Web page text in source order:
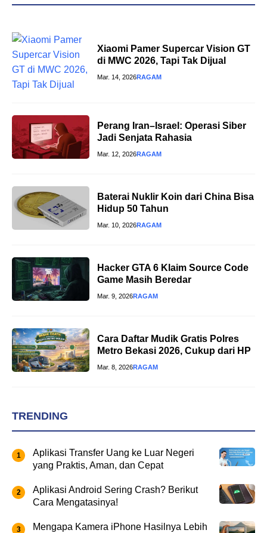
Xiaomi Pamer Supercar Vision GT
di MWC 2026, Tapi Tak Dijual
Mar. 14, 2026RAGAM
Perang Iran–Israel: Operasi Siber
Jadi Senjata Rahasia
Mar. 12, 2026RAGAM
Baterai Nuklir Koin dari China Bisa
Hidup 50 Tahun
Mar. 10, 2026RAGAM
Hacker GTA 6 Klaim Source Code
Game Masih Beredar
Mar. 9, 2026RAGAM
Cara Daftar Mudik Gratis Polres
Metro Bekasi 2026, Cukup dari HP
Mar. 8, 2026RAGAM
TRENDING
Aplikasi Transfer Uang ke Luar Negeri
yang Praktis, Aman, dan Cepat
Aplikasi Android Sering Crash? Berikut
Cara Mengatasinya!
Mengapa Kamera iPhone Hasilnya Lebih